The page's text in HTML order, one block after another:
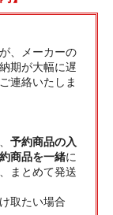
、メーカーの
期が大幅に遅
連絡いたしま
予約商品の入
商品を一緒に
まとめて発送
取たい場合